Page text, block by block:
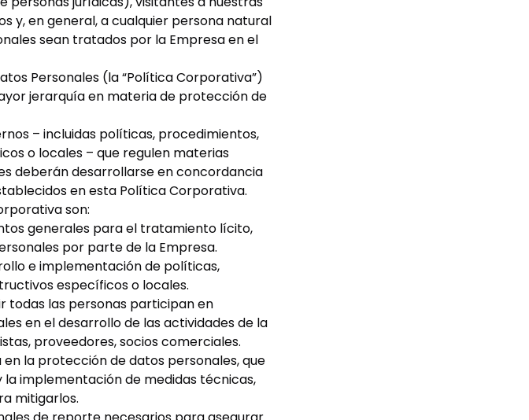
y, en general, a cualquier persona natural
sean tratados por la Empresa en el
Personales (la “Política Corporativa”)
jerarquía en materia de protección de
– incluidas políticas, procedimientos,
o locales – que regulen materias
deberán desarrollarse en concordancia
en esta Política Corporativa.
son:
generales para el tratamiento lícito,
por parte de la Empresa.
e implementación de políticas,
específicos o locales.
todas las personas participan en
en el desarrollo de las actividades de la
proveedores, socios comerciales.
la protección de datos personales, que
implementación de medidas técnicas,
mitigarlos.